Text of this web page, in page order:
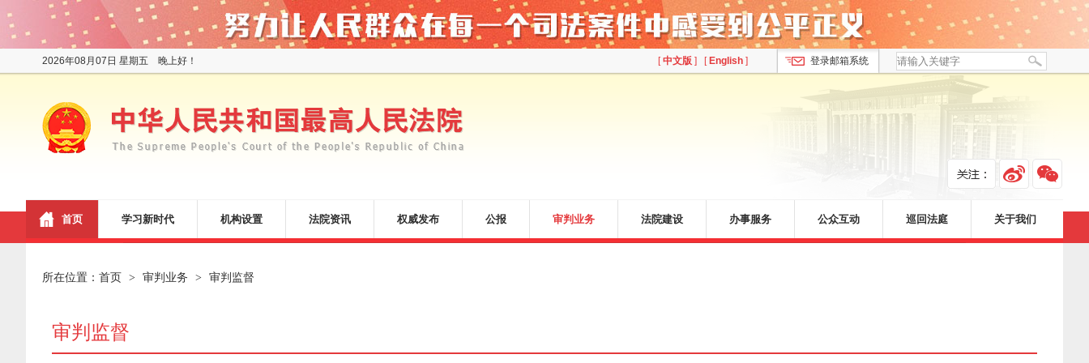
[中文版 ] [ English ]
2026年08月07日 星期五 晚上好！ 登录邮箱系统
首页 学习新时代 机构设置 法院资讯 权威发布 公报 审判业务 法院建设 办事服务 公众互动 巡回法庭 关于我们
所在位置： 首页 > 审判业务 > 审判监督
审判监督